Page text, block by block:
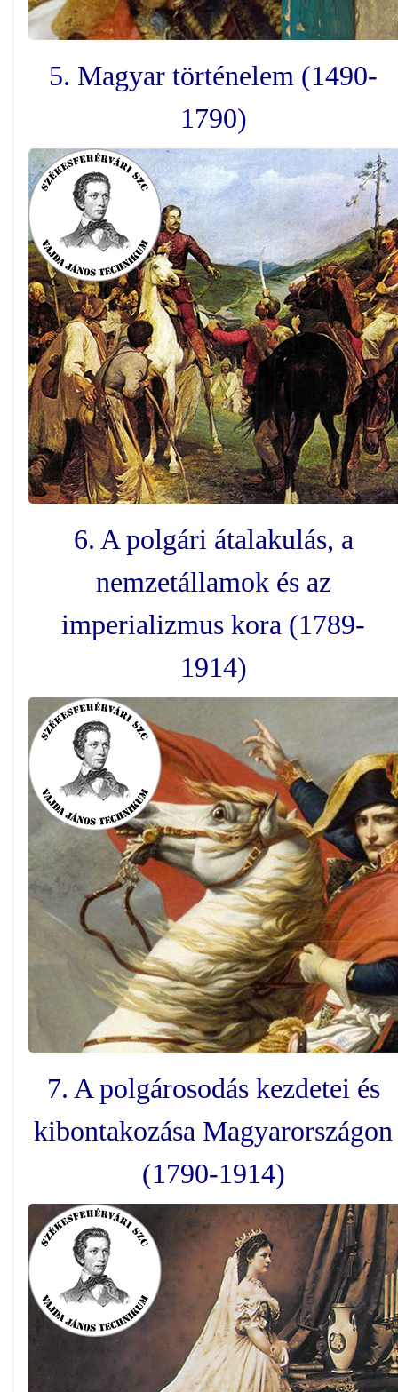
5. Magyar történelem (1490-
1790)
6. A polgári átalakulás, a
nemzetállamok és az
imperializmus kora (1789-
1914)
7. A polgárosodás kezdetei és
kibontakozása Magyarországon
(1790-1914)